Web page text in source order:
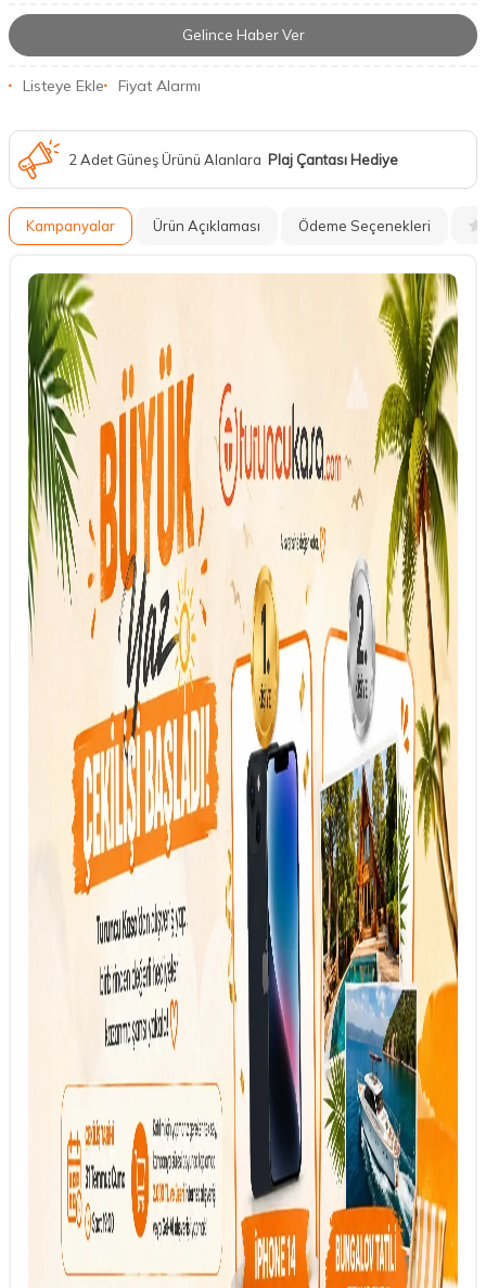
Gelince Haber Ver
Listeye Ekle Fiyat Alarmı
2 Adet Güneş Ürünü Alanlara Plaj Çantası Hediye
Kampanyalar Ürün Açıklaması Ödeme Seçenekleri